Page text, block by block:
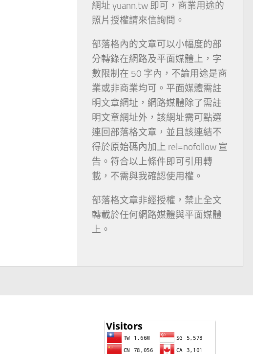
網址 yuann.tw 即可，商業用途的
照片授權請來信詢問。
部落格內的文章可以小幅度的部
分轉錄在網路及平面媒體上，字
數限制在 50 字內，不論用途是商
業或非商業均可。平面媒體需註
明文章網址，網路媒體除了需註
明文章網址外，該網址需可點選
連回部落格文章，並且該連結不
得於原始碼內加上 rel=nofollow 宣
告。符合以上條件即可引用轉
載，不需與我確認使用權。
部落格文章非經授權，禁止全文
轉載於任何網路媒體與平面媒體
上。